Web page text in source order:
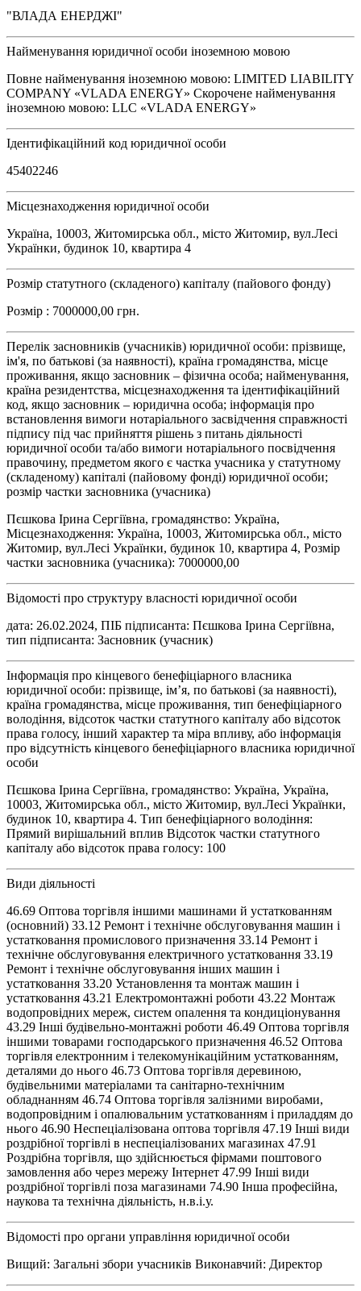
"ВЛАДА ЕНЕРДЖІ"
Найменування юридичної особи іноземною мовою
Повне найменування іноземною мовою: LIMITED LIABILITY
COMPANY «VLADA ENERGY» Скорочене найменування
іноземною мовою: LLC «VLADA ENERGY»
Ідентифікаційний код юридичної особи
45402246
Місцезнаходження юридичної особи
Україна, 10003, Житомирська обл., місто Житомир, вул.Лесі
Українки, будинок 10, квартира 4
Розмір статутного (складеного) капіталу (пайового фонду)
Розмір : 7000000,00 грн.
Перелік засновників (учасників) юридичної особи: прізвище,
ім'я, по батькові (за наявності), країна громадянства, місце
проживання, якщо засновник – фізична особа; найменування,
країна резидентства, місцезнаходження та ідентифікаційний
код, якщо засновник – юридична особа; інформація про
встановлення вимоги нотаріального засвідчення справжності
підпису під час прийняття рішень з питань діяльності
юридичної особи та/або вимоги нотаріального посвідчення
правочину, предметом якого є частка учасника у статутному
(складеному) капіталі (пайовому фонді) юридичної особи;
розмір частки засновника (учасника)
Пєшкова Ірина Сергіївна, громадянство: Україна,
Місцезнаходження: Україна, 10003, Житомирська обл., місто
Житомир, вул.Лесі Українки, будинок 10, квартира 4, Розмір
частки засновника (учасника): 7000000,00
Відомості про структуру власності юридичної особи
дата: 26.02.2024, ПІБ підписанта: Пєшкова Ірина Сергіївна,
тип підписанта: Засновник (учасник)
Інформація про кінцевого бенефіціарного власника
юридичної особи: прізвище, ім’я, по батькові (за наявності),
країна громадянства, місце проживання, тип бенефіціарного
володіння, відсоток частки статутного капіталу або відсоток
права голосу, інший характер та міра впливу, або інформація
про відсутність кінцевого бенефіціарного власника юридичної
особи
Пєшкова Ірина Сергіївна, громадянство: Україна, Україна,
10003, Житомирська обл., місто Житомир, вул.Лесі Українки,
будинок 10, квартира 4. Тип бенефіціарного володіння:
Прямий вирішальний вплив Відсоток частки статутного
капіталу або відсоток права голосу: 100
Види діяльності
46.69 Оптова торгівля іншими машинами й устаткованням
(основний) 33.12 Ремонт і технічне обслуговування машин і
устатковання промислового призначення 33.14 Ремонт і
технічне обслуговування електричного устатковання 33.19
Ремонт і технічне обслуговування інших машин і
устатковання 33.20 Установлення та монтаж машин і
устатковання 43.21 Електромонтажні роботи 43.22 Монтаж
водопровідних мереж, систем опалення та кондиціонування
43.29 Інші будівельно-монтажні роботи 46.49 Оптова торгівля
іншими товарами господарського призначення 46.52 Оптова
торгівля електронним і телекомунікаційним устаткованням,
деталями до нього 46.73 Оптова торгівля деревиною,
будівельними матеріалами та санітарно-технічним
обладнанням 46.74 Оптова торгівля залізними виробами,
водопровідним і опалювальним устаткованням і приладдям до
нього 46.90 Неспеціалізована оптова торгівля 47.19 Інші види
роздрібної торгівлі в неспеціалізованих магазинах 47.91
Роздрібна торгівля, що здійснюється фірмами поштового
замовлення або через мережу Інтернет 47.99 Інші види
роздрібної торгівлі поза магазинами 74.90 Інша професійна,
наукова та технічна діяльність, н.в.і.у.
Відомості про органи управління юридичної особи
Вищий: Загальні збори учасників Виконавчий: Директор